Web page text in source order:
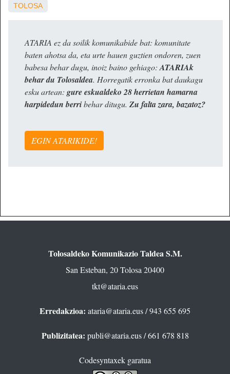
TOLOSA
ATARIA ez da soilik komunikabide bat: komunitate
baten ahotsa da, eta urte hauen guztien ondoren, zuen
babesa behar dugu, inoiz baino gehiago:ATARIAk
behar du Tolosaldea. Horregatik erronka bat daukagu
esku artean: gure eskualdeko 28 herrietan hamarna
harpidedun berribehar ditugu. Zu falta zara, bazatoz?
EGIN ATARIKIDE!
Tolosaldeko Komunikazio Taldea S.M.
San Esteban, 20 Tolosa 20400
tkt@ataria.eus
Erredakzioa: ataria@ataria.eus/ 943 655 695
Publizitatea: publi@ataria.eus/ 661 678 818
Codesyntaxek garatua